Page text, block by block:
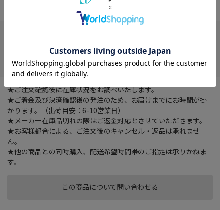
この商品について問い合わせる
在庫がありません
★ご注文確認後に在庫状況をお調べいたします。
★ご着金及び決済確認後の発注のため、お届けまでにお時間が掛
かります。（出荷目安：6-10営業日）
★メーカー在庫品切れの際はご返金対応とさせていただきます。
★お客様都合による、ご注文後のキャンセル・返品は承れませ
ん。
★他の商品との同時購入、配送希望時間帯のご指定は承りかねま
す。